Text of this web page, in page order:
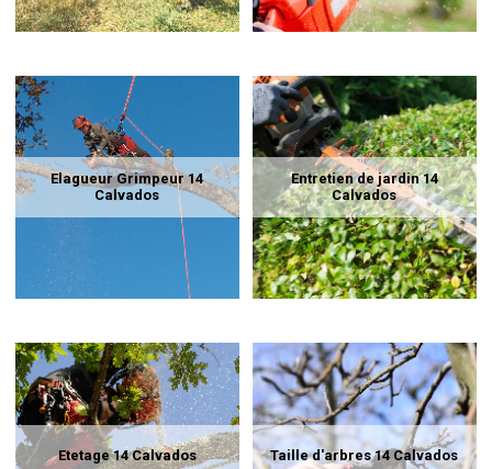
Elagueur Grimpeur 14
Calvados
Entretien de jardin 14
Calvados
Etetage 14 Calvados Taille d'arbres 14 Calvados